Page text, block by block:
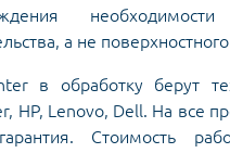
необходимости
а не
в обработку берут
HP, Lenovo, Dell. На все
Стоимость